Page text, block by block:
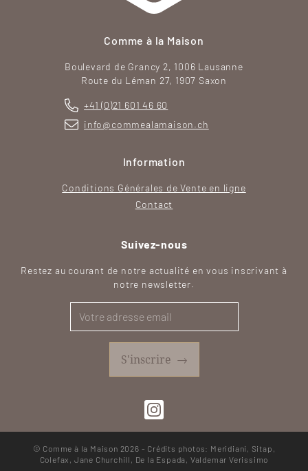
Comme à la Maison
Boulevard de Grancy 2, 1006 Lausanne
Route du Léman 27, 1907 Saxon
+41 (0)21 601 46 60
info@commealamaison.ch
Information
Conditions Générales de Vente en ligne
Contact
Suivez-nous
Restez au courant de notre actualité en vous inscrivant à
notre newsletter.
S'inscrire →
SVG
© Comme à la Maison 2026 - Crédits photos: Meridiani, Sitap,
Colefax, Jane Churchill, De la Espada, Valdemar Verissimo